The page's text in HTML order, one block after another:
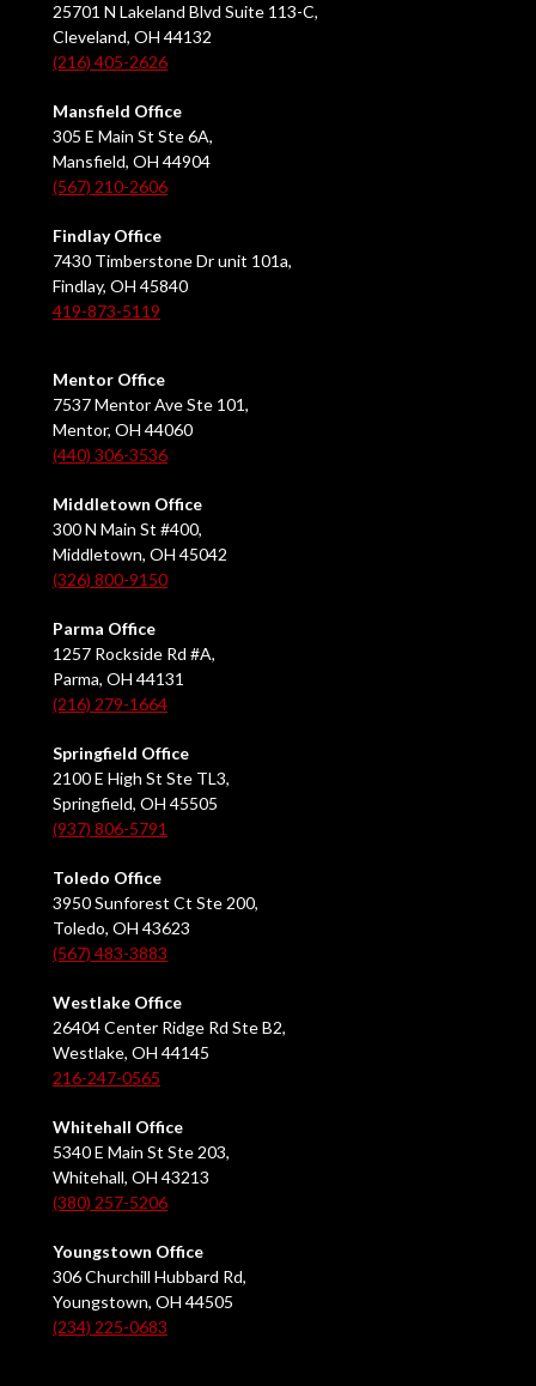
25701 N Lakeland Blvd Suite 113-C,
Cleveland, OH 44132
(216) 405-2626
Mansfield Office
305 E Main St Ste 6A,
Mansfield, OH 44904
(567) 210-2606
Findlay Office
7430 Timberstone Dr unit 101a,
Findlay, OH 45840
419-873-5119
Mentor Office
7537 Mentor Ave Ste 101,
Mentor, OH 44060
(440) 306-3536
Middletown Office
300 N Main St #400,
Middletown, OH 45042
(326) 800-9150
Parma Office
1257 Rockside Rd #A,
Parma, OH 44131
(216) 279-1664
Springfield Office
2100 E High St Ste TL3,
Springfield, OH 45505
(937) 806-5791
Toledo Office
3950 Sunforest Ct Ste 200,
Toledo, OH 43623
(567) 483-3883
Westlake Office
26404 Center Ridge Rd Ste B2,
Westlake, OH 44145
216-247-0565
Whitehall Office
5340 E Main St Ste 203,
Whitehall, OH 43213
(380) 257-5206
Youngstown Office
306 Churchill Hubbard Rd,
Youngstown, OH 44505
(234) 225-0683